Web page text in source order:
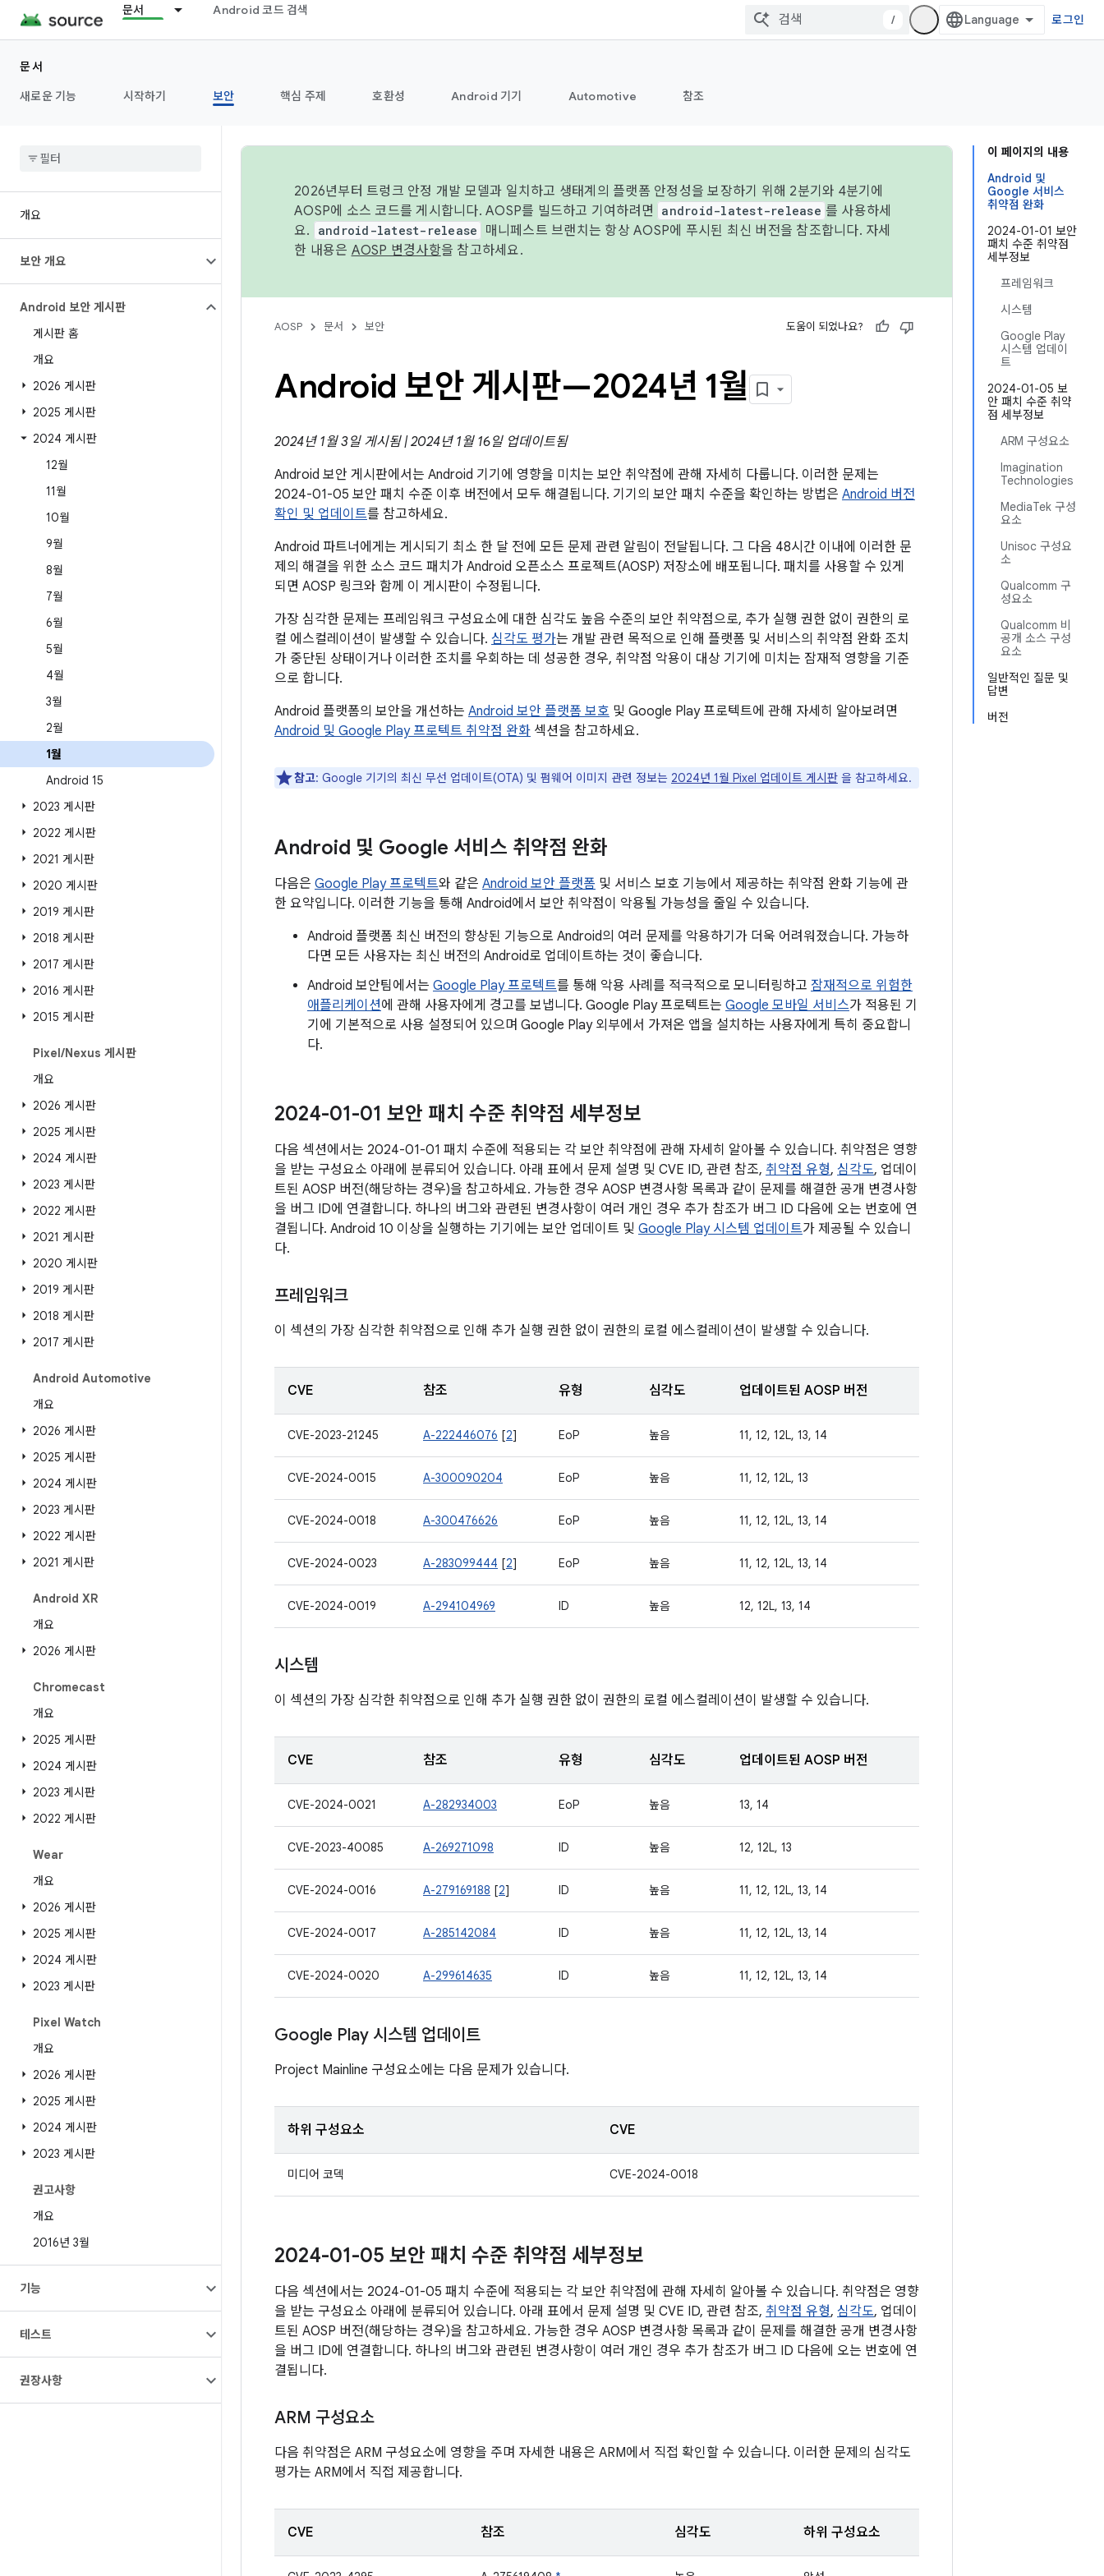
문서 Android 코드 검색
/ 로그인
문서
새로운 기능
시작하기 보안 핵심 주제 호환성 Android 기기 Automotive 참조
개요
보안 개요
Android 보안 게시판
게시판 홈
개요
2026 게시판
2025 게시판
2024 게시판
12월
11월
10월
9월
8월
7월
6월
5월
4월
3월
2월
1월
Android 15
2023 게시판
2022 게시판
2021 게시판
2020 게시판
2019 게시판
2018 게시판
2017 게시판
2016 게시판
2015 게시판
Pixel/Nexus 게시판
개요
2026 게시판
2025 게시판
2024 게시판
2023 게시판
2022 게시판
2021 게시판
2020 게시판
2019 게시판
2018 게시판
2017 게시판
Android Automotive
개요
2026 게시판
2025 게시판
2024 게시판
2023 게시판
2022 게시판
2021 게시판
Android XR
개요
2026 게시판
Chromecast
개요
2025 게시판
2024 게시판
2023 게시판
2022 게시판
Wear
개요
2026 게시판
2025 게시판
2024 게시판
2023 게시판
Pixel Watch
개요
2026 게시판
2025 게시판
2024 게시판
2023 게시판
권고사항
개요
2016년 3월
기능
테스트
권장사항
이 페이지의 내용
Android 및
Google 서비스
취약점 완화
2024-01-01 보안
패치 수준 취약점
세부정보
프레임워크
시스템
Google Play
시스템 업데이
트
2024-01-05 보
안 패치 수준 취약
점 세부정보
ARM 구성요소
Imagination
Technologies
MediaTek 구성
요소
Unisoc 구성요
소
Qualcomm 구
성요소
Qualcomm 비
공개 소스 구성
요소
일반적인 질문 및
답변
버전
2026년부터 트렁크 안정 개발 모델과 일치하고 생태계의 플랫폼 안정성을 보장하기 위해 2분기와 4분기에
AOSP에 소스 코드를 게시합니다. AOSP를 빌드하고 기여하려면
android-latest-release 를 사용하세
요.
android-latest-release
매니페스트 브랜치는 항상 AOSP에 푸시된 최신 버전을 참조합니다. 자세
한 내용은 AOSP 변경사항을 참고하세요.
AOSP 문서 보안 도움이 되었나요?
Android 보안 게시판—2024년 1월
2024년 1월 3일 게시됨 | 2024년 1월 16일 업데이트됨
Android 보안 게시판에서는 Android 기기에 영향을 미치는 보안 취약점에 관해 자세히 다룹니다. 이러한 문제는
2024-01-05 보안 패치 수준 이후 버전에서 모두 해결됩니다. 기기의 보안 패치 수준을 확인하는 방법은 Android 버전
확인 및 업데이트를 참고하세요.
Android 파트너에게는 게시되기 최소 한 달 전에 모든 문제 관련 알림이 전달됩니다. 그 다음 48시간 이내에 이러한 문
제의 해결을 위한 소스 코드 패치가 Android 오픈소스 프로젝트(AOSP) 저장소에 배포됩니다. 패치를 사용할 수 있게
되면 AOSP 링크와 함께 이 게시판이 수정됩니다.
가장 심각한 문제는 프레임워크 구성요소에 대한 심각도 높음 수준의 보안 취약점으로, 추가 실행 권한 없이 권한의 로
컬 에스컬레이션이 발생할 수 있습니다. 심각도 평가는 개발 관련 목적으로 인해 플랫폼 및 서비스의 취약점 완화 조치
가 중단된 상태이거나 이러한 조치를 우회하는 데 성공한 경우, 취약점 악용이 대상 기기에 미치는 잠재적 영향을 기준
으로 합니다.
Android 플랫폼의 보안을 개선하는 Android 보안 플랫폼 보호 및 Google Play 프로텍트에 관해 자세히 알아보려면
Android 및 Google Play 프로텍트 취약점 완화 섹션을 참고하세요.
참고: Google 기기의 최신 무선 업데이트(OTA) 및 펌웨어 이미지 관련 정보는 2024년 1월 Pixel 업데이트 게시판 을 참고하세요.
Android 및 Google 서비스 취약점 완화
다음은 Google Play 프로텍트와 같은 Android 보안 플랫폼 및 서비스 보호 기능에서 제공하는 취약점 완화 기능에 관
한 요약입니다. 이러한 기능을 통해 Android에서 보안 취약점이 악용될 가능성을 줄일 수 있습니다.
Android 플랫폼 최신 버전의 향상된 기능으로 Android의 여러 문제를 악용하기가 더욱 어려워졌습니다. 가능하
다면 모든 사용자는 최신 버전의 Android로 업데이트하는 것이 좋습니다.
Android 보안팀에서는 Google Play 프로텍트를 통해 악용 사례를 적극적으로 모니터링하고 잠재적으로 위험한
애플리케이션에 관해 사용자에게 경고를 보냅니다. Google Play 프로텍트는 Google 모바일 서비스가 적용된 기
기에 기본적으로 사용 설정되어 있으며 Google Play 외부에서 가져온 앱을 설치하는 사용자에게 특히 중요합니
다.
2024-01-01 보안 패치 수준 취약점 세부정보
다음 섹션에서는 2024-01-01 패치 수준에 적용되는 각 보안 취약점에 관해 자세히 알아볼 수 있습니다. 취약점은 영향
을 받는 구성요소 아래에 분류되어 있습니다. 아래 표에서 문제 설명 및 CVE ID, 관련 참조, 취약점 유형, 심각도, 업데이
트된 AOSP 버전(해당하는 경우)을 참고하세요. 가능한 경우 AOSP 변경사항 목록과 같이 문제를 해결한 공개 변경사항
을 버그 ID에 연결합니다. 하나의 버그와 관련된 변경사항이 여러 개인 경우 추가 참조가 버그 ID 다음에 오는 번호에 연
결됩니다. Android 10 이상을 실행하는 기기에는 보안 업데이트 및 Google Play 시스템 업데이트가 제공될 수 있습니
다.
프레임워크
이 섹션의 가장 심각한 취약점으로 인해 추가 실행 권한 없이 권한의 로컬 에스컬레이션이 발생할 수 있습니다.
CVE 참조 유형 심각도 업데이트된 AOSP 버전
CVE-2023-21245 A-222446076 [2] EoP 높음 11, 12, 12L, 13, 14
CVE-2024-0015 A-300090204 EoP 높음 11, 12, 12L, 13
CVE-2024-0018 A-300476626 EoP 높음 11, 12, 12L, 13, 14
CVE-2024-0023 A-283099444 [2] EoP 높음 11, 12, 12L, 13, 14
CVE-2024-0019 A-294104969 ID 높음 12, 12L, 13, 14
시스템
이 섹션의 가장 심각한 취약점으로 인해 추가 실행 권한 없이 권한의 로컬 에스컬레이션이 발생할 수 있습니다.
CVE 참조 유형 심각도 업데이트된 AOSP 버전
CVE-2024-0021 A-282934003 EoP 높음 13, 14
CVE-2023-40085 A-269271098 ID 높음 12, 12L, 13
CVE-2024-0016 A-279169188 [2] ID 높음 11, 12, 12L, 13, 14
CVE-2024-0017 A-285142084 ID 높음 11, 12, 12L, 13, 14
CVE-2024-0020 A-299614635 ID 높음 11, 12, 12L, 13, 14
Google Play 시스템 업데이트
Project Mainline 구성요소에는 다음 문제가 있습니다.
하위 구성요소 CVE
미디어 코덱 CVE-2024-0018
2024-01-05 보안 패치 수준 취약점 세부정보
다음 섹션에서는 2024-01-05 패치 수준에 적용되는 각 보안 취약점에 관해 자세히 알아볼 수 있습니다. 취약점은 영향
을 받는 구성요소 아래에 분류되어 있습니다. 아래 표에서 문제 설명 및 CVE ID, 관련 참조, 취약점 유형, 심각도, 업데이
트된 AOSP 버전(해당하는 경우)을 참고하세요. 가능한 경우 AOSP 변경사항 목록과 같이 문제를 해결한 공개 변경사항
을 버그 ID에 연결합니다. 하나의 버그와 관련된 변경사항이 여러 개인 경우 추가 참조가 버그 ID 다음에 오는 번호에 연
결됩니다.
ARM 구성요소
다음 취약점은 ARM 구성요소에 영향을 주며 자세한 내용은 ARM에서 직접 확인할 수 있습니다. 이러한 문제의 심각도
평가는 ARM에서 직접 제공합니다.
CVE 참조 심각도 하위 구성요소